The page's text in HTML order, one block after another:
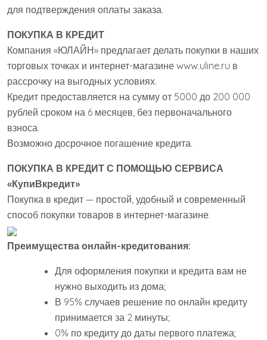
для подтверждения оплаты заказа.
ПОКУПКА В КРЕДИТ
Компания «ЮЛАЙН» предлагает делать покупки в наших
торговых точках и интернет-магазине www.uline.ru в
рассрочку на выгодных условиях.
Кредит предоставляется на сумму от 5000 до 200 000
рублей сроком на 6 месяцев, без первоначального
взноса.
Возможно досрочное погашение кредита.
ПОКУПКА В КРЕДИТ С ПОМОЩЬЮ СЕРВИСА
«КупиВкредит»
Покупка в кредит — простой, удобный и современный
способ покупки товаров в интернет-магазине.
Преимущества онлайн-кредитования:
Для оформления покупки и кредита вам не
нужно выходить из дома;
В 95% случаев решение по онлайн кредиту
принимается за 2 минуты;
0% по кредиту до даты первого платежа;